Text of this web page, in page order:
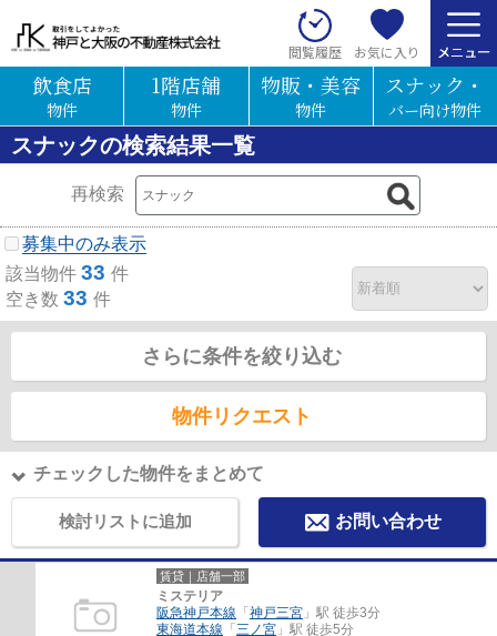
閲覧履歴 お気に入り
飲食店
物件
1階店舗
物件
物販・美容
物件
スナック・
バー向け物件
スナックの検索結果一覧
再検索
募集中のみ表示
該当物件 33 件
空き数 33 件
さらに条件を絞り込む
物件リクエスト
チェックした物件をまとめて
検討リストに追加 お問い合わせ
賃貸｜店舗一部
ミステリア
阪急神戸本線 「 神戸三宮 」駅 徒歩3分
東海道本線 「 三ノ宮 」駅 徒歩5分